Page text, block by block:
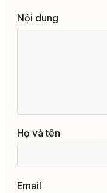
Nội dung
Họ và tên
Email